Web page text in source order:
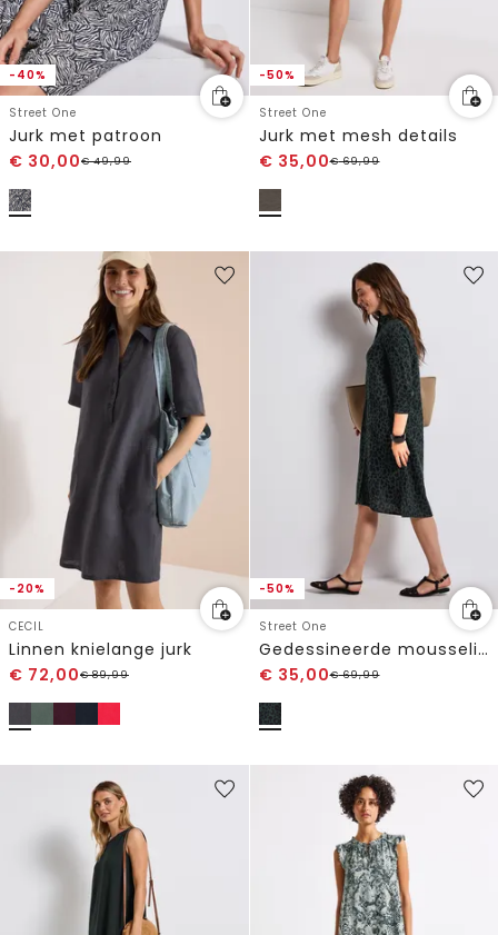
-40%
Street One
Jurk met patroon
€ 30,00€49,99
-50%
Street One
Jurk met mesh details
€ 35,00€69,99
-20%
CECIL
Linnen knielange jurk
€ 72,00€89,99
-50%
Street One
Gedessineerde mousseline jurk
€ 35,00€69,99